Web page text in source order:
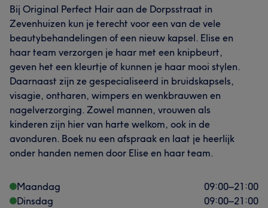
Bij Original Perfect Hair aan de Dorpsstraat in
Zevenhuizen kun je terecht voor een van de vele
beautybehandelingen of een nieuw kapsel. Elise en
haar team verzorgen je haar met een knipbeurt,
geven het een kleurtje of kunnen je haar mooi stylen.
Daarnaast zijn ze gespecialiseerd in bruidskapsels,
visagie, ontharen, wimpers en wenkbrauwen en
nagelverzorging. Zowel mannen, vrouwen als
kinderen zijn hier van harte welkom, ook in de
avonduren. Boek nu een afspraak en laat je heerlijk
onder handen nemen door Elise en haar team.
Maandag 09:00–21:00
Dinsdag
09:00–21:00